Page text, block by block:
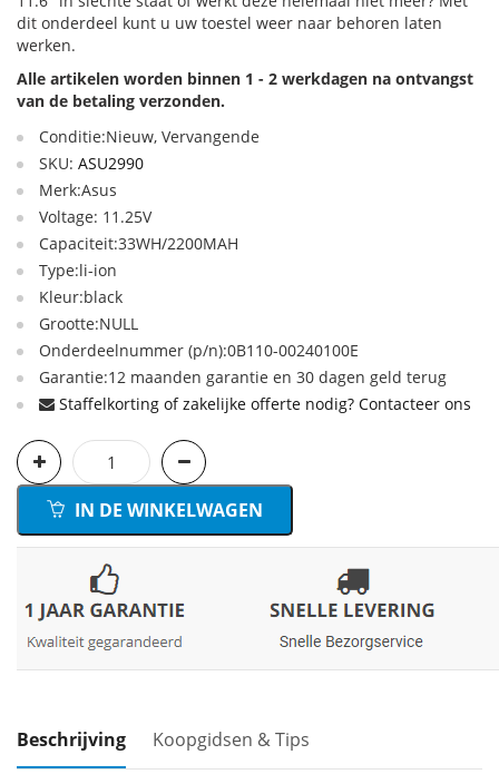
dit onderdeel kunt u uw toestel weer naar behoren laten
werken.
Alle artikelen worden binnen 1 - 2 werkdagen na ontvangst
van de betaling verzonden.
Conditie:Nieuw, Vervangende
SKU: ASU2990
Merk:Asus
Voltage: 11.25V
Capaciteit:33WH/2200MAH
Type:li-ion
Kleur:black
Grootte:NULL
Onderdeelnummer (p/n):0B110-00240100E
Garantie:12 maanden garantie en 30 dagen geld terug
Staffelkorting of zakelijke offerte nodig? Contacteer ons
IN DE WINKELWAGEN
Beschrijving Koopgidsen & Tips